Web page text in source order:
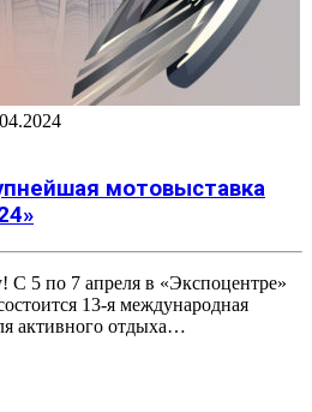
мотовыставка
С 5 по 7 апреля в «Экспоцентре»
13-я международная
активного отдыха…